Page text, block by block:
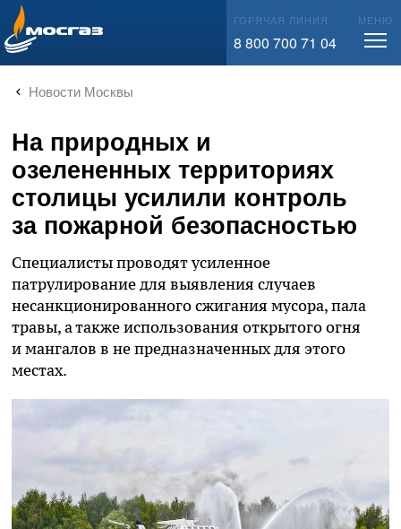
info@mos-gaz.ru ГОРЯЧАЯ ЛИНИЯ
8 800 700 71 04
МЕНЮ
Новости Москвы
На природных и
озелененных территориях
столицы усилили контроль
за пожарной безопасностью
Специалисты проводят усиленное
патрулирование для выявления случаев
несанкционированного сжигания мусора, пала
травы, а также использования открытого огня
и мангалов в не предназначенных для этого
местах.